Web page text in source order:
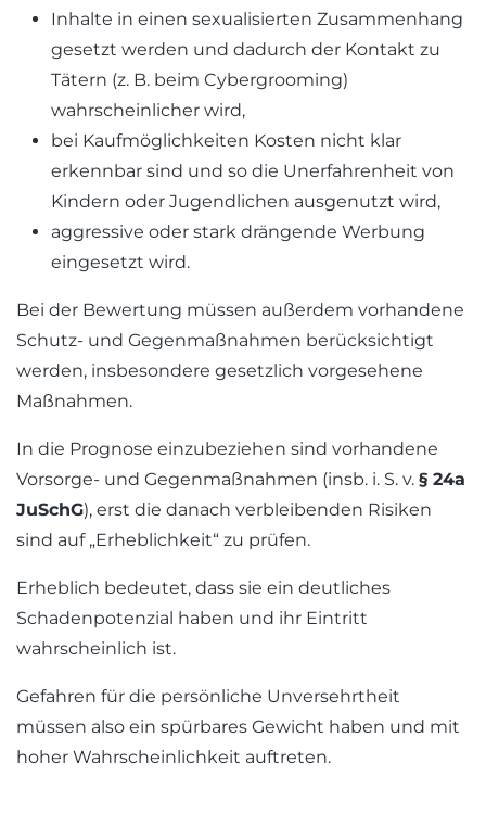
Inhalte in einen sexualisierten Zusammenhang
gesetzt werden und dadurch der Kontakt zu
Tätern (z. B. beim Cybergrooming)
wahrscheinlicher wird,
bei Kaufmöglichkeiten Kosten nicht klar
erkennbar sind und so die Unerfahrenheit von
Kindern oder Jugendlichen ausgenutzt wird,
aggressive oder stark drängende Werbung
eingesetzt wird.
Bei der Bewertung müssen außerdem vorhandene
Schutz- und Gegenmaßnahmen berücksichtigt
werden, insbesondere gesetzlich vorgesehene
Maßnahmen.
In die Prognose einzubeziehen sind vorhandene
Vorsorge- und Gegenmaßnahmen (insb. i. S. v. § 24a
JuSchG), erst die danach verbleibenden Risiken
sind auf „Erheblichkeit“ zu prüfen.
Erheblich bedeutet, dass sie ein deutliches
Schadenpotenzial haben und ihr Eintritt
wahrscheinlich ist.
Gefahren für die persönliche Unversehrtheit
müssen also ein spürbares Gewicht haben und mit
hoher Wahrscheinlichkeit auftreten.